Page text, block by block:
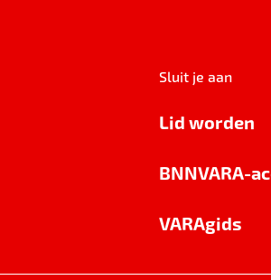
Sluit je aan
Lid worden
BNNVARA-
VARAgids